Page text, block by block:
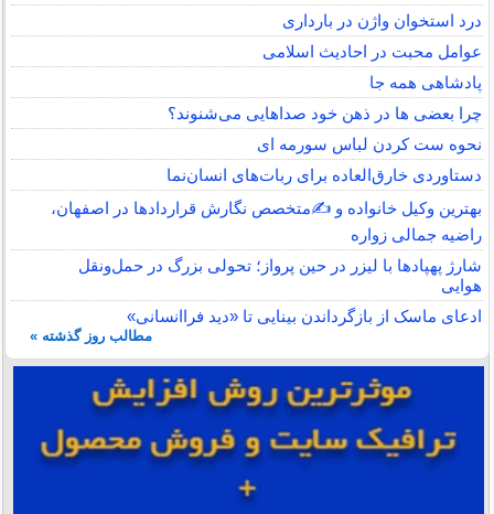
درد استخوان واژن در بارداری
عوامل محبت در احادیث اسلامى
پادشاهی همه جا
چرا بعضی ها در ذهن خود صداهایی می‌شنوند؟
نحوه ست کردن لباس سورمه ای
دستاوردی خارق‌العاده برای ربات‌های انسان‌نما
بهترین وکیل خانواده و ✍️متخصص نگارش قراردادها در اصفهان،
راضیه جمالی زواره
شارژ پهپادها با لیزر در حین پرواز؛ تحولی بزرگ در حمل‌ونقل
هوایی
ادعای ماسک از بازگرداندن بینایی تا «دید فراانسانی»
مطالب روز گذشته »